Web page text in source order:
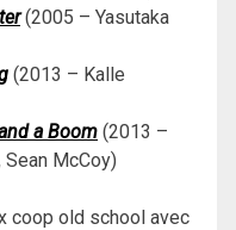
(2005 – Yasutaka
(2013 – Kalle
a Boom (2013 –
Sean McCoy)
coop old school avec